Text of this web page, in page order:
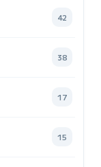
42
38
17
15